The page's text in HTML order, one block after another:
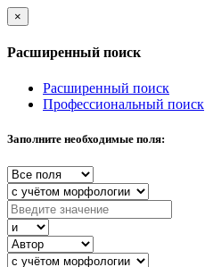
×
Расширенный поиск
Расширенный поиск
Профессиональный поиск
Заполните необходимые поля: